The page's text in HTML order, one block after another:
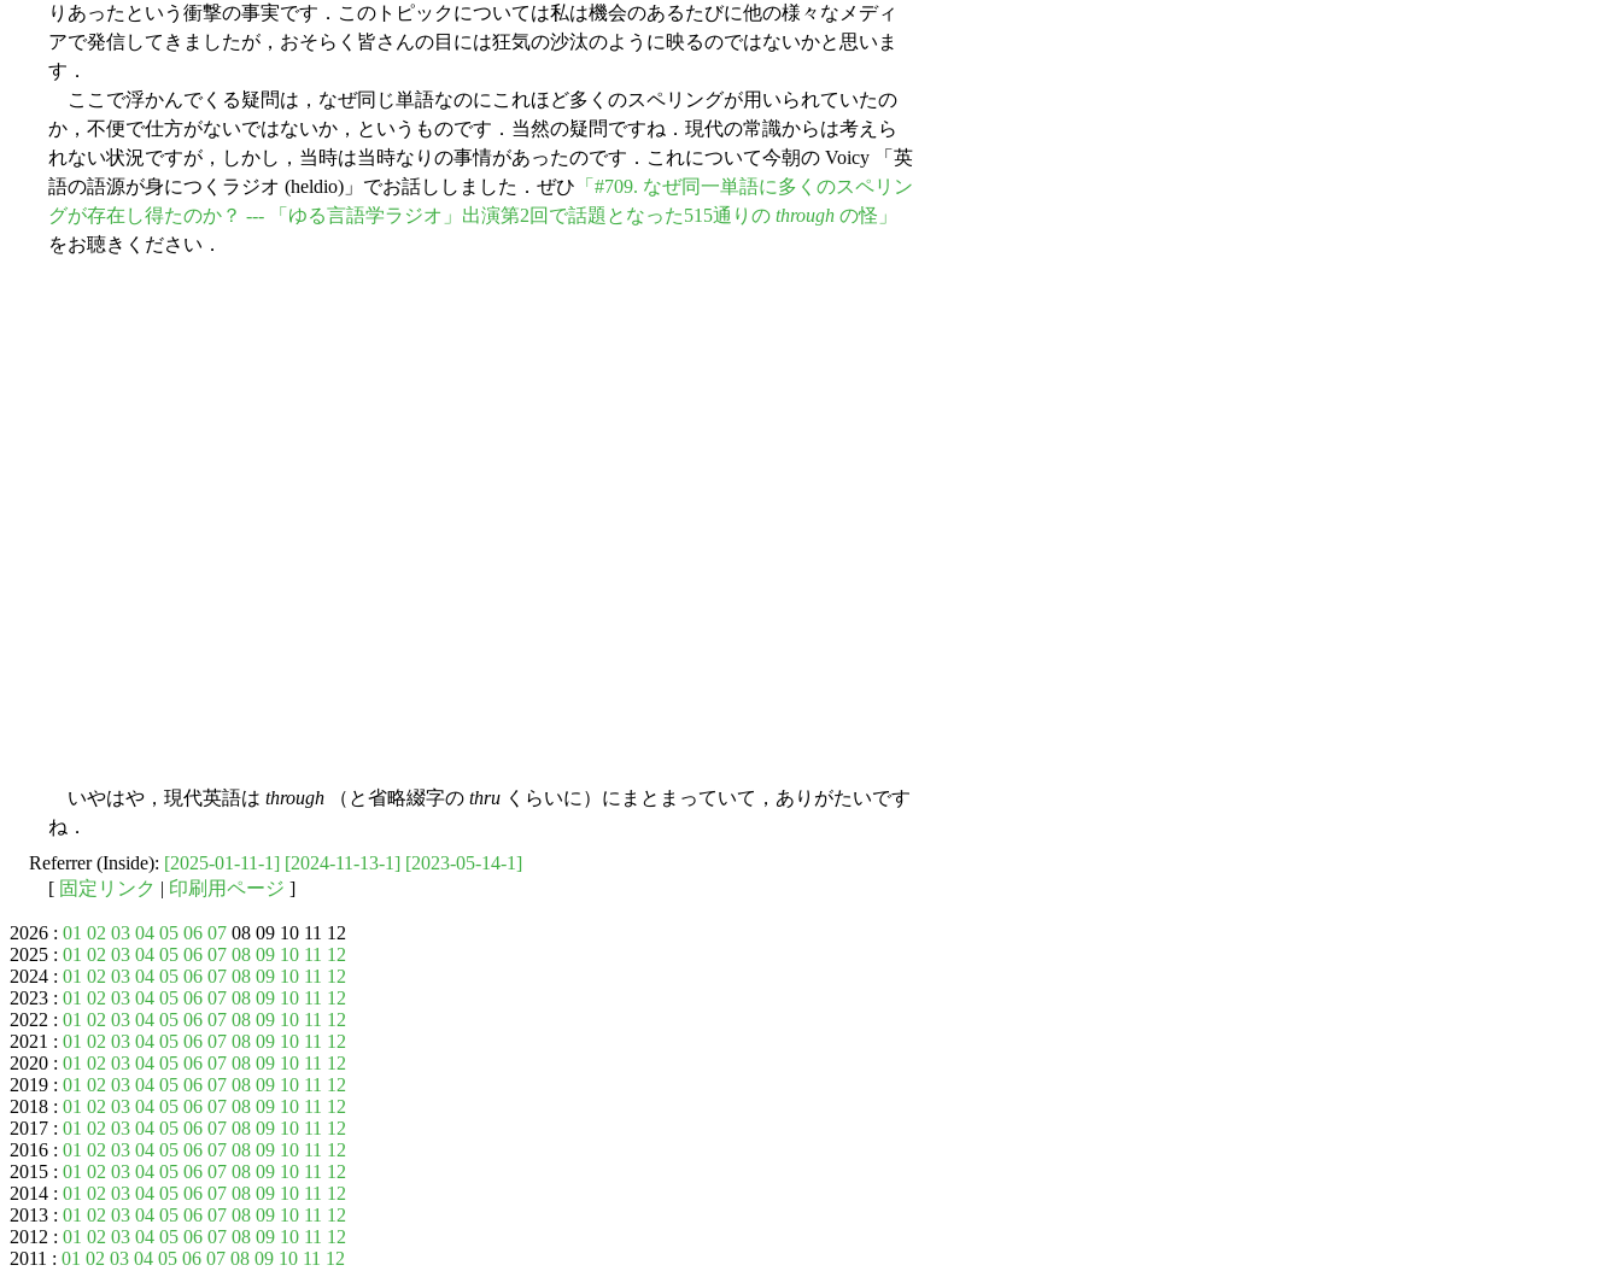
りあったという衝撃の事実です．このトピックについては私は機会のあるたびに他の様々なメディ
アで発信してきましたが，おそらく皆さんの目には狂気の沙汰のように映るのではないかと思いま
す．
ここで浮かんでくる疑問は，なぜ同じ単語なのにこれほど多くのスペリングが用いられていたの
か，不便で仕方がないではないか，というものです．当然の疑問ですね．現代の常識からは考えら
れない状況ですが，しかし，当時は当時なりの事情があったのです．これについて今朝の Voicy 「英
語の語源が身につくラジオ (heldio)」でお話ししました．ぜひ 「#709. なぜ同一単語に多くのスペリン
グが存在し得たのか？ --- 「ゆる言語学ラジオ」出演第2回で話題となった515通りの through の怪」
をお聴きください．
いやはや，現代英語は through （と省略綴字の thru くらいに）にまとまっていて，ありがたいです
ね．
Referrer (Inside): [2025-01-11-1] [2024-11-13-1] [2023-05-14-1]
[ 固定リンク | 印刷用ページ ]
2026 : 01 02 03 04 05 06 07 08 09 10 11 12
2025 : 01 02 03 04 05 06 07 08 09 10 11 12
2024 : 01 02 03 04 05 06 07 08 09 10 11 12
2023 : 01 02 03 04 05 06 07 08 09 10 11 12
2022 : 01 02 03 04 05 06 07 08 09 10 11 12
2021 : 01 02 03 04 05 06 07 08 09 10 11 12
2020 : 01 02 03 04 05 06 07 08 09 10 11 12
2019 : 01 02 03 04 05 06 07 08 09 10 11 12
2018 : 01 02 03 04 05 06 07 08 09 10 11 12
2017 : 01 02 03 04 05 06 07 08 09 10 11 12
2016 : 01 02 03 04 05 06 07 08 09 10 11 12
2015 : 01 02 03 04 05 06 07 08 09 10 11 12
2014 : 01 02 03 04 05 06 07 08 09 10 11 12
2013 : 01 02 03 04 05 06 07 08 09 10 11 12
2012 : 01 02 03 04 05 06 07 08 09 10 11 12
2011 : 01 02 03 04 05 06 07 08 09 10 11 12